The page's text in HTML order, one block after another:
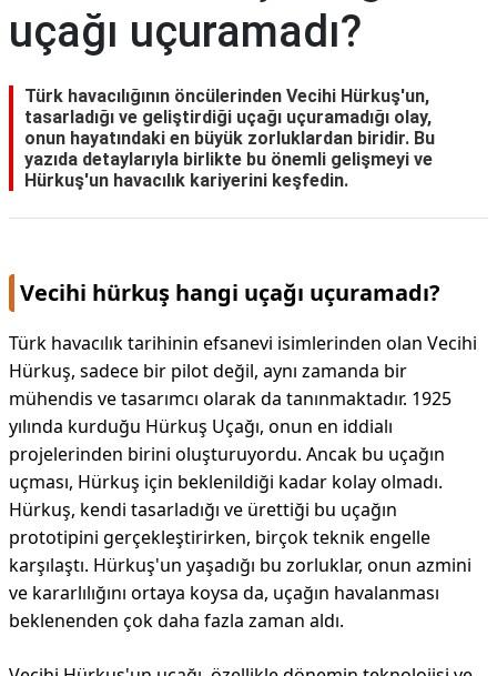
uçağı uçuramadı?
Türk havacılığının öncülerinden Vecihi Hürkuş'un,
tasarladığı ve geliştirdiği uçağı uçuramadığı olay,
onun hayatındaki en büyük zorluklardan biridir. Bu
yazıda detaylarıyla birlikte bu önemli gelişmeyi ve
Hürkuş'un havacılık kariyerini keşfedin.
Vecihi hürkuş hangi uçağı uçuramadı?
Türk havacılık tarihinin efsanevi isimlerinden olan Vecihi
Hürkuş, sadece bir pilot değil, aynı zamanda bir
mühendis ve tasarımcı olarak da tanınmaktadır. 1925
yılında kurduğu Hürkuş Uçağı, onun en iddialı
projelerinden birini oluşturuyordu. Ancak bu uçağın
uçması, Hürkuş için beklenildiği kadar kolay olmadı.
Hürkuş, kendi tasarladığı ve ürettiği bu uçağın
prototipini gerçekleştirirken, birçok teknik engelle
karşılaştı. Hürkuş'un yaşadığı bu zorluklar, onun azmini
ve kararlılığını ortaya koysa da, uçağın havalanması
beklenenden çok daha fazla zaman aldı.